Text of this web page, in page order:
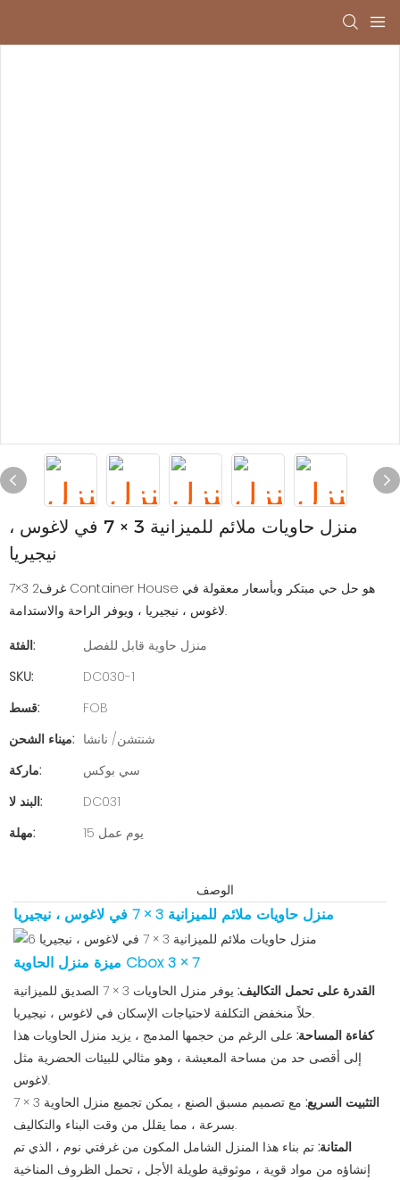
منزل حاويات ملائم للميزانية 3 × 7 في لاغوس ،
نيجيريا
غرف2 3×7 Container House هو حل حي مبتكر وبأسعار معقولة في
لاغوس ، نيجيريا ، ويوفر الراحة والاستدامة.
الفئة:
منزل حاوية قابل للفصل
SKU:
DC030-1
قسط:
FOB
ميناء الشحن: شنتشن/ نانشا
ماركة:
سي بوكس
البند لا:
DC031
مهلة:
15 يوم عمل
الوصف
منزل حاويات ملائم للميزانية 3 × 7 في لاغوس ، نيجيريا
ميزة منزل الحاوية Cbox 3 × 7
القدرة على تحمل التكاليف:
يوفر منزل الحاويات 3 × 7 الصديق للميزانية
حلاً منخفض التكلفة لاحتياجات الإسكان في لاغوس ، نيجيريا.
كفاءة المساحة: على الرغم من حجمها المدمج ، يزيد منزل الحاويات هذا
إلى أقصى حد من مساحة المعيشة ، وهو مثالي للبيئات الحضرية مثل
لاغوس.
التثبيت السريع:
مع تصميم مسبق الصنع ، يمكن تجميع منزل الحاوية 3 × 7
بسرعة ، مما يقلل من وقت البناء والتكاليف.
المتانة: تم بناء هذا المنزل الشامل المكون من غرفتي نوم ، الذي تم
إنشاؤه من مواد قوية ، موثوقية طويلة الأجل ، تحمل الظروف المناخية